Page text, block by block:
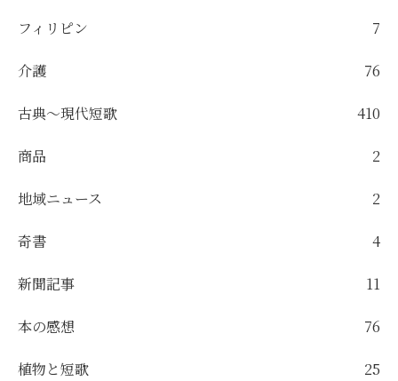
フィリピン 7
介護 76
古典～現代短歌 410
商品 2
地域ニュース 2
奇書 4
新聞記事 11
本の感想 76
植物と短歌 25